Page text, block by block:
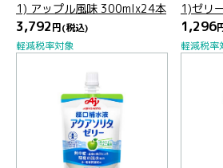
1) アップル風味 300mlx24本
3,792円(税込)
軽減税率対象
1)ゼリ
1,296
軽減税率